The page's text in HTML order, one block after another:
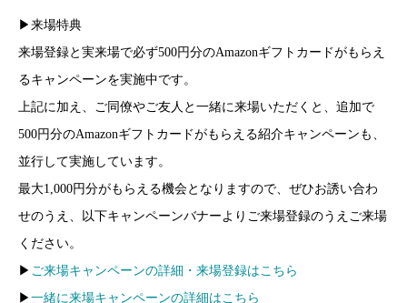
▶来場特典
来場登録と実来場で必ず500円分のAmazonギフトカードがもらえ
るキャンペーンを実施中です。
上記に加え、ご同僚やご友人と一緒に来場いただくと、追加で
500円分のAmazonギフトカードがもらえる紹介キャンペーンも、
並行して実施しています。
最大1,000円分がもらえる機会となりますので、ぜひお誘い合わ
せのうえ、以下キャンペーンバナーよりご来場登録のうえご来場
ください。
▶ ご来場キャンペーンの詳細・来場登録はこちら
▶ 一緒に来場キャンペーンの詳細はこちら